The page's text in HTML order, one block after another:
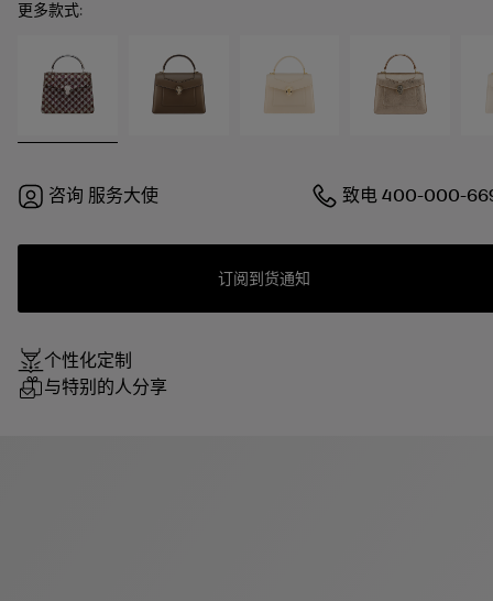
艺鳞片，点缀黑色缟玛瑙双眼。
更多款式:
咨询 服务大使 致电400-000-
订阅到货通知
个性化定制
与特别的人分享